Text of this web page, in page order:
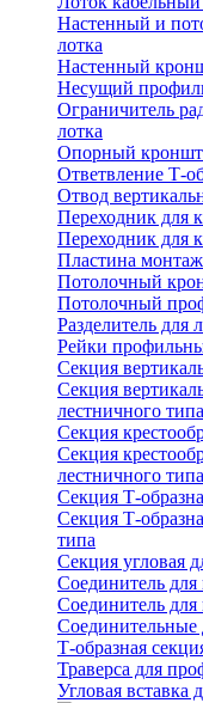
Настенный и
лотка
Настенный
Несущий
Ограничитель
лотка
Опорный
Ответвление Т-
Отвод
Переходник для
Переходник для
Пластина
Потолочный
Потолочный
Разделитель для
Рейки
Секция
Секция
лестничного типа
Секция
Секция
лестничного типа
Секция Т-
Секция Т-
типа
Секция угловая
Соединитель для
Соединитель
Соединительные
Т-образная
Траверса для
Угловая вставка